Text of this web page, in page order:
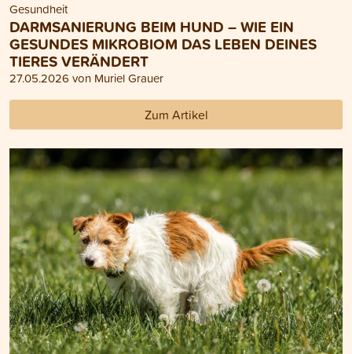
Gesundheit
DARMSANIERUNG BEIM HUND – WIE EIN
GESUNDES MIKROBIOM DAS LEBEN DEINES
TIERES VERÄNDERT
27.05.2026 von Muriel Grauer
Zum Artikel